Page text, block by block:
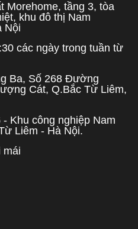
Morehome, tầng 3, tòa
khu đô thị Nam
Nội
các ngày trong tuần từ
Ba, Số 268 Đường
Cát, Q.Bắc Từ Liêm,
Khu công nghiệp Nam
Liêm - Hà Nội.
mái